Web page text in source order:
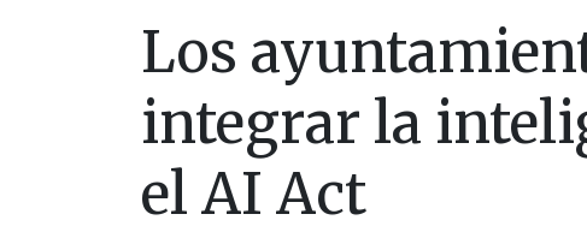
Los
integrar la
el AI Act